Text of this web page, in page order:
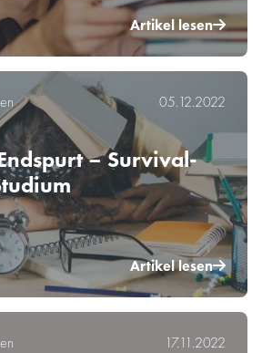
Artikel lesen
05.12.2022
– Survival-
Artikel lesen
17.11.2022